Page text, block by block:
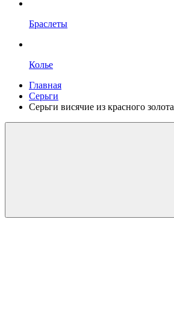
Браслеты
Колье
Главная
Серьги
Серьги висячие из красного золота